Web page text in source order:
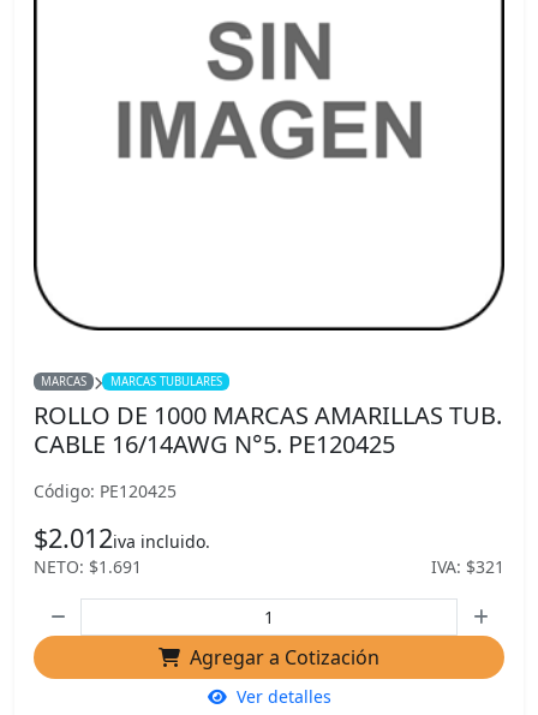
MARCAS MARCAS TUBULARES
ROLLO DE 1000 MARCAS AMARILLAS TUB.
CABLE 16/14AWG N°5. PE120425
Código: PE120425
$2.012iva incluido.
NETO: $1.691
IVA: $321
Agregar a Cotización
Ver detalles